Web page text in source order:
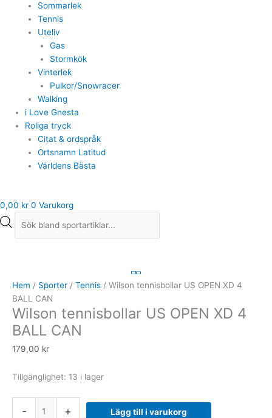
Sommarlek
Tennis
Uteliv
Gas
Stormkök
Vinterlek
Pulkor/Snowracer
Walking
i Love Gnesta
Roliga tryck
Citat & ordspråk
Ortsnamn Latitud
Världens Bästa
0,00 kr 0 Varukorg
Hem / Sporter / Tennis / Wilson tennisbollar US OPEN XD 4
BALL CAN
Wilson tennisbollar US OPEN XD 4
BALL CAN
179,00 kr
Tillgänglighet: 13 i lager
-
US
OPEN
XD
4
BALL
CAN
+ Lägg till i varukorg